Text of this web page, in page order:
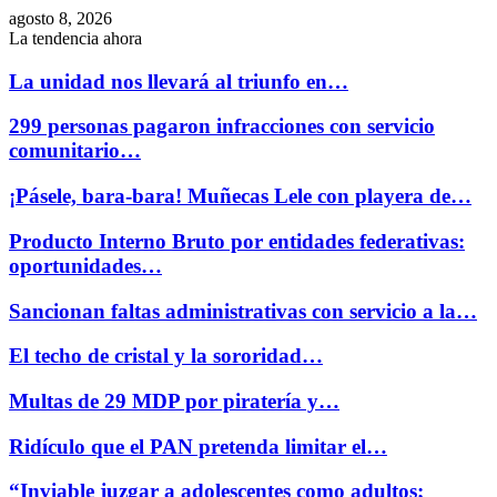
agosto 8, 2026
La tendencia ahora
La unidad nos llevará al triunfo en…
299 personas pagaron infracciones con servicio
comunitario…
¡Pásele, bara-bara! Muñecas Lele con playera de…
Producto Interno Bruto por entidades federativas:
oportunidades…
Sancionan faltas administrativas con servicio a la…
El techo de cristal y la sororidad…
Multas de 29 MDP por piratería y…
Ridículo que el PAN pretenda limitar el…
“Inviable juzgar a adolescentes como adultos;